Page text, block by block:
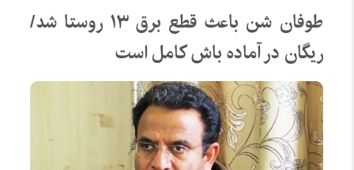
طوفان شن باعث قطع برق ۱۳ روستا شد/
ریگان در آماده باش کامل است